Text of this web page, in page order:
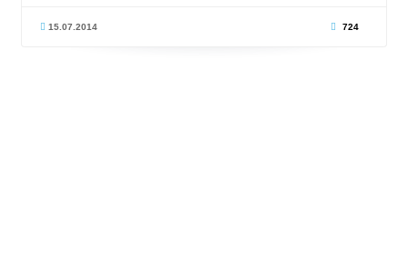
15.07.2014 724